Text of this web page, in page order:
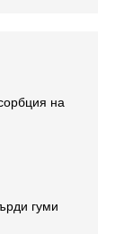
на
гуми